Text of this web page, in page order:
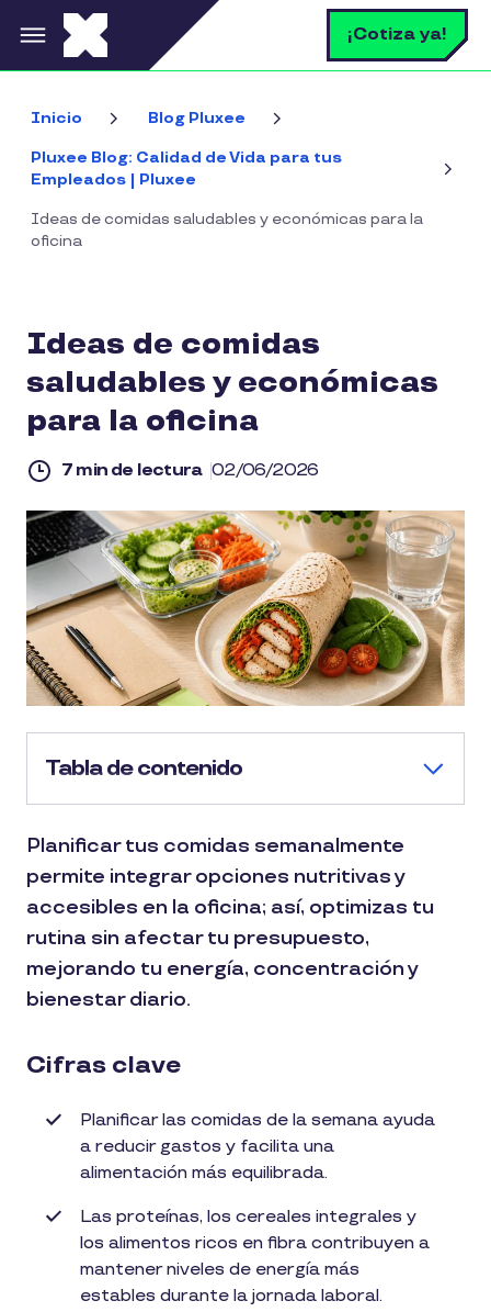
Pasar al contenido principal ¡Cotiza ya!
Inicio Blog Pluxee
Pluxee Blog: Calidad de Vida para tus
Empleados | Pluxee
Ideas de comidas saludables y económicas para la
oficina
Ideas de comidas
saludables y económicas
para la oficina
7 min de lectura 02/06/2026
Tabla de contenido
Planificar tus comidas semanalmente
permite integrar opciones nutritivas y
accesibles en la oficina; así, optimizas tu
rutina sin afectar tu presupuesto,
mejorando tu energía, concentración y
bienestar diario.
Cifras clave
Planificar las comidas de la semana ayuda
a reducir gastos y facilita una
alimentación más equilibrada.
Las proteínas, los cereales integrales y
los alimentos ricos en fibra contribuyen a
mantener niveles de energía más
estables durante la jornada laboral.